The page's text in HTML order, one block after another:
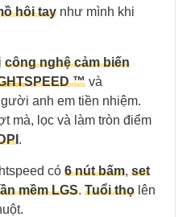
hôi tay như mình khi
công nghệ cảm biến
SPEED ™ và
anh em tiền nhiệm.
mà, lọc và làm tròn điểm
.
có 6 nút bấm, set
ần mềm LGS. Tuổi thọ lên